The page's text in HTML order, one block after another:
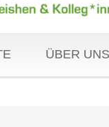
ÜBER UNS